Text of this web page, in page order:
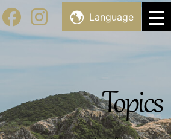
施設・スポット一覧 Language
Topics